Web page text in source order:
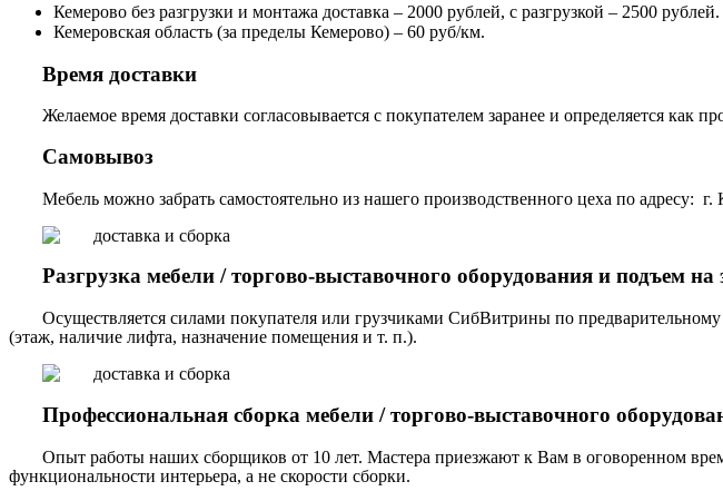
Кемерово без разгрузки и монтажа доставка – 2000 рублей, с разгрузкой – 2500 рублей.
Кемеровская область (за пределы Кемерово) – 60 руб/км.
Время доставки
Желаемое время доставки согласовывается с покупателем заранее и определяется как
Самовывоз
Мебель можно забрать самостоятельно из нашего производственного цеха по адресу:
Разгрузка мебели / торгово-выставочного оборудования и подъем на
Осуществляется силами покупателя или грузчиками СибВитрины по
(этаж, наличие лифта, назначение помещения и т. п.).
Профессиональная сборка мебели / торгово-выставочного
Опыт работы наших сборщиков от 10 лет. Мастера приезжают к Вам в оговоренном
функциональности интерьера, а не скорости сборки.